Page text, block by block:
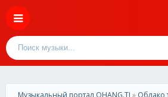
Музыкальный портал OHANG.TJ » Облако